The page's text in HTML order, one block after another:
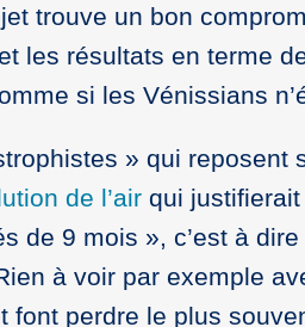
trouve un bon
les résultats en terme
si les Vénissians
» qui
de l’air qui
de 9 mois », c’est à
à voir par exemple
perdre le plus